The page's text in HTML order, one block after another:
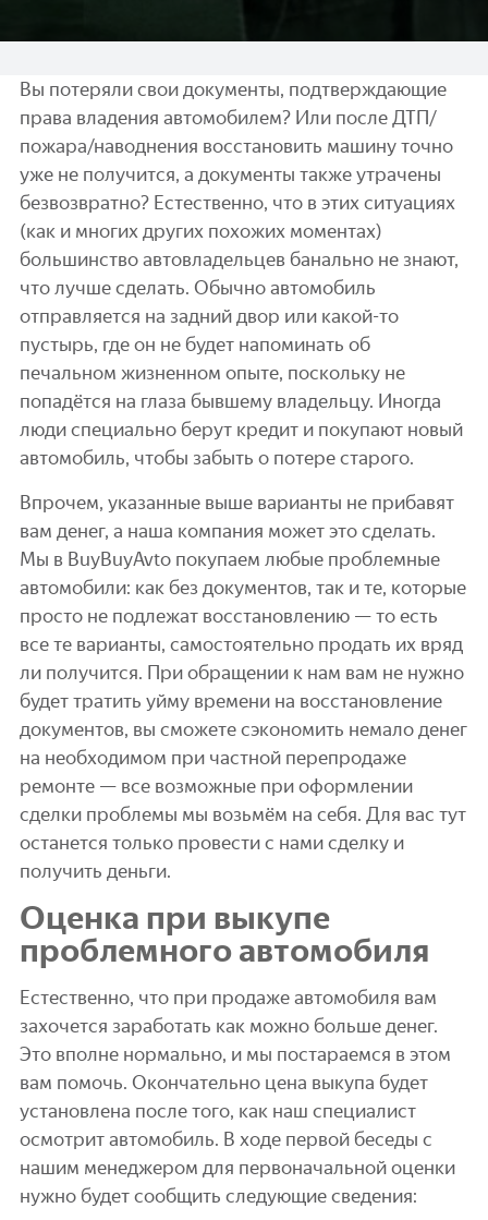
Вы потеряли свои документы, подтверждающие
права владения автомобилем? Или после ДТП/
пожара/наводнения восстановить машину точно
уже не получится, а документы также утрачены
безвозвратно? Естественно, что в этих ситуациях
(как и многих других похожих моментах)
большинство автовладельцев банально не знают,
что лучше сделать. Обычно автомобиль
отправляется на задний двор или какой-то
пустырь, где он не будет напоминать об
печальном жизненном опыте, поскольку не
попадётся на глаза бывшему владельцу. Иногда
люди специально берут кредит и покупают новый
автомобиль, чтобы забыть о потере старого.
Впрочем, указанные выше варианты не прибавят
вам денег, а наша компания может это сделать.
Мы в BuyBuyAvto покупаем любые проблемные
автомобили: как без документов, так и те, которые
просто не подлежат восстановлению — то есть
все те варианты, самостоятельно продать их вряд
ли получится. При обращении к нам вам не нужно
будет тратить уйму времени на восстановление
документов, вы сможете сэкономить немало денег
на необходимом при частной перепродаже
ремонте — все возможные при оформлении
сделки проблемы мы возьмём на себя. Для вас тут
останется только провести с нами сделку и
получить деньги.
Оценка при выкупе
проблемного автомобиля
Естественно, что при продаже автомобиля вам
захочется заработать как можно больше денег.
Это вполне нормально, и мы постараемся в этом
вам помочь. Окончательно цена выкупа будет
установлена после того, как наш специалист
осмотрит автомобиль. В ходе первой беседы с
нашим менеджером для первоначальной оценки
нужно будет сообщить следующие сведения: